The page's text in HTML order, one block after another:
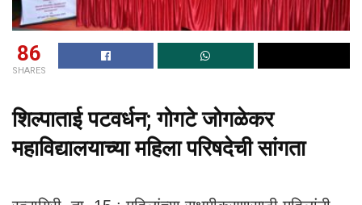
86
SHARES
शिल्पाताई पटवर्धन; गोगटे जोगळेकर
महाविद्यालयाच्या महिला परिषदेची सांगता